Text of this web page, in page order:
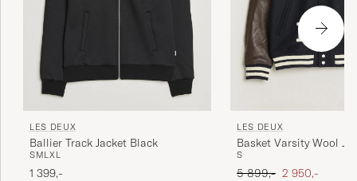
LES DEUX
Ballier Track Jacket Black
SMLXL
1 399,-
LES DEUX
Basket Varsity Wool
Navy
S
Ordinær pris
5 899,- Nedsatt pris
2 950,-